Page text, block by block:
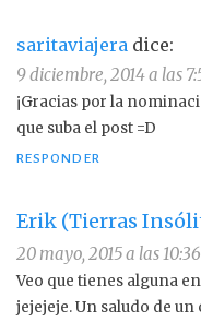
saritaviajera dice:
9 diciembre, 2014 a las
¡Gracias por la
que suba el post =D
RESPONDER
Erik (Tierras
20 mayo, 2015 a las
Veo que tienes alguna
jejejeje. Un saludo de